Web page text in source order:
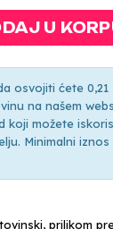
U
osvojiti ćete 0,21
na našem
koji možete
Minimalni
prilikom